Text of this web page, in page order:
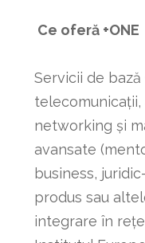
Ce oferă +ONE
Servicii de
networking și
avansate
business,
produs sau
integrare în